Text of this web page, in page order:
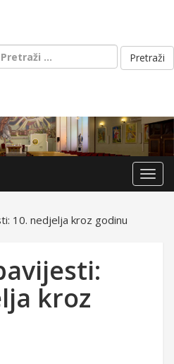
Pretraži:
10. nedjelja kroz godinu
kroz